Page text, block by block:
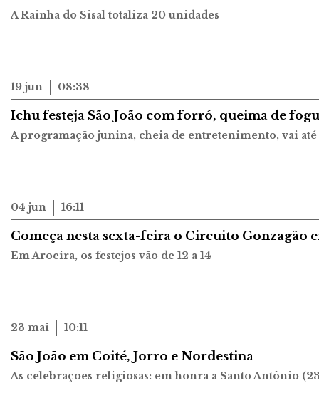
A Rainha do Sisal totaliza 20 unidades
19 jun 08:38
Ichu festeja São João com forró, queima de
A programação junina, cheia de entretenimento, vai
04 jun 16:11
Começa nesta sexta-feira o Circuito Gonzagão
Em Aroeira, os festejos vão de 12 a 14
23 mai 10:11
São João em Coité, Jorro e Nordestina
As celebrações religiosas: em honra a Santo Antônio